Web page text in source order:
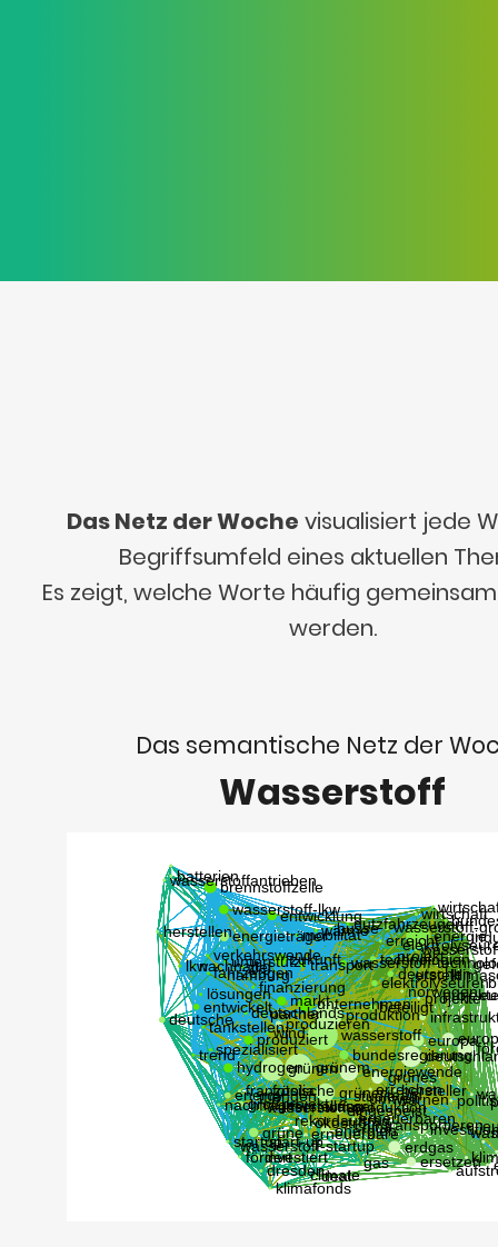
Das Netz der Woche visualisiert jede
Begriffsumfeld eines aktuellen
Es zeigt, welche Worte häufig
werden.
Das semantische Netz der
Wasserstoff